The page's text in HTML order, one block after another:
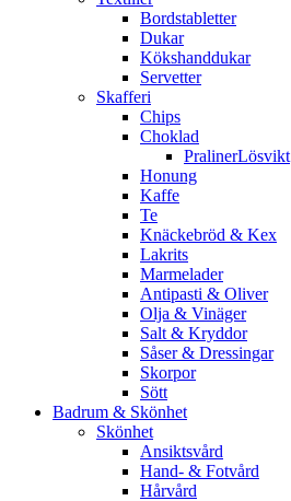
Bordstabletter
Dukar
Kökshanddukar
Servetter
Skafferi
Chips
Choklad
PralinerLösvikt
Honung
Kaffe
Te
Knäckebröd & Kex
Lakrits
Marmelader
Antipasti & Oliver
Olja & Vinäger
Salt & Kryddor
Såser & Dressingar
Skorpor
Sött
Badrum & Skönhet
Skönhet
Ansiktsvård
Hand- & Fotvård
Hårvård